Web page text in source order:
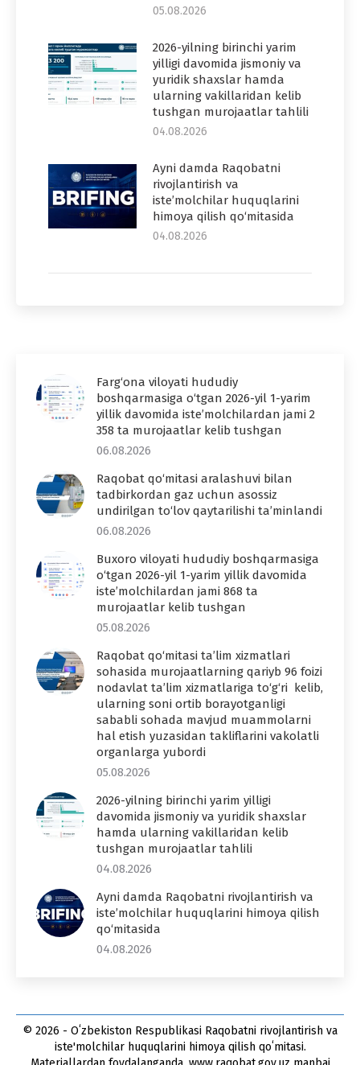
05.08.2026
2026-yilning birinchi yarim
yilligi davomida jismoniy va
yuridik shaxslar hamda
ularning vakillaridan kelib
tushgan murojaatlar tahlili
04.08.2026
Ayni damda Raqobatni
rivojlantirish va
iste’molchilar huquqlarini
himoya qilish qo‘mitasida
04.08.2026
Farg‘ona viloyati hududiy
boshqarmasiga o‘tgan 2026-yil 1-yarim
yillik davomida iste’molchilardan jami 2
358 ta murojaatlar kelib tushgan
06.08.2026
Raqobat qo‘mitasi aralashuvi bilan
tadbirkordan gaz uchun asossiz
undirilgan to‘lov qaytarilishi ta’minlandi
06.08.2026
Buxoro viloyati hududiy boshqarmasiga
o‘tgan 2026-yil 1-yarim yillik davomida
iste’molchilardan jami 868 ta
murojaatlar kelib tushgan
05.08.2026
Raqobat qo‘mitasi ta’lim xizmatlari
sohasida murojaatlarning qariyb 96 foizi
nodavlat ta’lim xizmatlariga to‘g‘ri kelib,
ularning soni ortib borayotganligi
sababli sohada mavjud muammolarni
hal etish yuzasidan takliflarini vakolatli
organlarga yubordi
05.08.2026
2026-yilning birinchi yarim yilligi
davomida jismoniy va yuridik shaxslar
hamda ularning vakillaridan kelib
tushgan murojaatlar tahlili
04.08.2026
Ayni damda Raqobatni rivojlantirish va
iste’molchilar huquqlarini himoya qilish
qo‘mitasida
04.08.2026
© 2026 - Oʻzbekiston Respublikasi Raqobatni rivojlantirish va
iste'molchilar huquqlarini himoya qilish qoʻmitasi.